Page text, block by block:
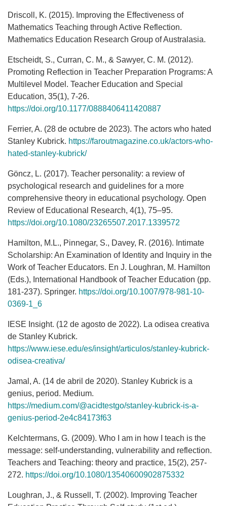
Driscoll, K. (2015). Improving the Effectiveness of
Mathematics Teaching through Active Reflection.
Mathematics Education Research Group of Australasia.
Etscheidt, S., Curran, C. M., & Sawyer, C. M. (2012).
Promoting Reflection in Teacher Preparation Programs: A
Multilevel Model. Teacher Education and Special
Education, 35(1), 7-26.
https://doi.org/10.1177/0888406411420887
Ferrier, A. (28 de octubre de 2023). The actors who hated
Stanley Kubrick. https://faroutmagazine.co.uk/actors-who-
hated-stanley-kubrick/
Göncz, L. (2017). Teacher personality: a review of
psychological research and guidelines for a more
comprehensive theory in educational psychology. Open
Review of Educational Research, 4(1), 75–95.
https://doi.org/10.1080/23265507.2017.1339572
Hamilton, M.L., Pinnegar, S., Davey, R. (2016). Intimate
Scholarship: An Examination of Identity and Inquiry in the
Work of Teacher Educators. En J. Loughran, M. Hamilton
(Eds.), International Handbook of Teacher Education (pp.
181-237). Springer. https://doi.org/10.1007/978-981-10-
0369-1_6
IESE Insight. (12 de agosto de 2022). La odisea creativa
de Stanley Kubrick.
https://www.iese.edu/es/insight/articulos/stanley-kubrick-
odisea-creativa/
Jamal, A. (14 de abril de 2020). Stanley Kubrick is a
genius, period. Medium.
https://medium.com/@acidtestgo/stanley-kubrick-is-a-
genius-period-2e4c84173f63
Kelchtermans, G. (2009). Who I am in how I teach is the
message: self-understanding, vulnerability and reflection.
Teachers and Teaching: theory and practice, 15(2), 257-
272. https://doi.org/10.1080/13540600902875332
Loughran, J., & Russell, T. (2002). Improving Teacher